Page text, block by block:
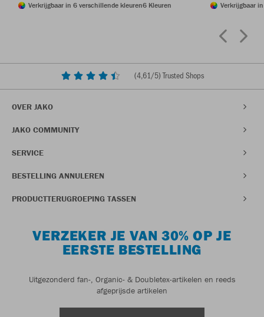
Verkrijgbaar in 6 verschillende kleuren6 Kleuren Verkrijgbaar
(4,61/5) Trusted Shops
OVER JAKO
JAKO COMMUNITY
SERVICE
BESTELLING ANNULEREN
PRODUCTTERUGROEPING TASSEN
VERZEKER JE VAN 30% OP JE
EERSTE BESTELLING
Uitgezonderd fan-, Organic- & Doubletex-artikelen en reeds
afgeprijsde artikelen